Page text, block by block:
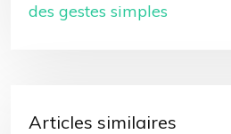
des gestes simples
Articles similaires